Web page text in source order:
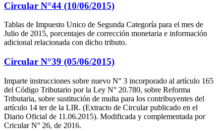
Circular N°44 (10/06/2015)
Tablas de Impuesto Unico de Segunda Categoría para el mes de
Julio de 2015, porcentajes de corrección monetaria e información
adicional relacionada con dicho tributo.
Circular N°39 (05/06/2015)
Imparte instrucciones sobre nuevo N° 3 incorporado al artículo 165
del Código Tributario por la Ley N° 20.780, sobre Reforma
Tributaria, sobre sustitución de multa para los contribuyentes del
artículo 14 ter de la LIR. (Extracto de Circular publicado en el
Diario Oficial de 11.06.2015). Modificada y complementada por
Cricular N° 26, de 2016.